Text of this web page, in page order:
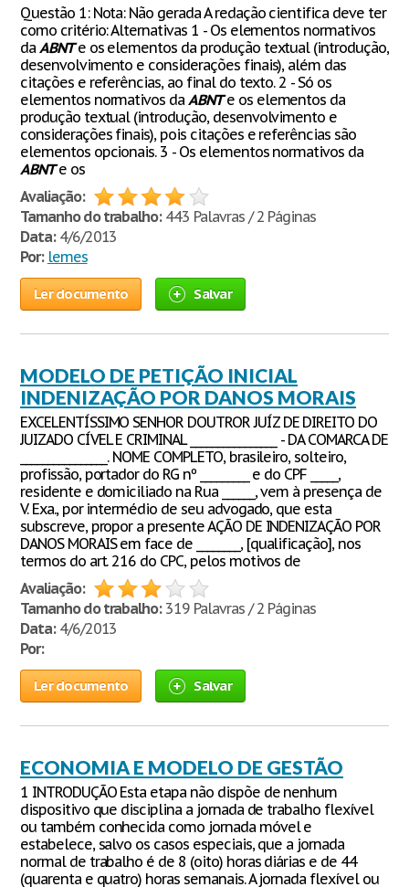
Questão 1: Nota: Não gerada A redação cientifica deve ter
como critério: Alternativas 1 - Os elementos normativos
da ABNTe os elementos da produção textual (introdução,
desenvolvimento e considerações finais), além das
citações e referências, ao final do texto. 2 - Só os
elementos normativos daABNTe os elementos da
produção textual (introdução, desenvolvimento e
considerações finais), pois citações e referências são
elementos opcionais. 3 - Os elementos normativos da
ABNTe os
Avaliação:
Tamanho do trabalho:443 Palavras / 2 Páginas
Data:4/6/2013
Por: lemes
Ler documento Salvar
MODELO DE PETIÇÃO INICIAL
INDENIZAÇÃO POR DANOS MORAIS
EXCELENTÍSSIMO SENHOR DOUTROR JUÍZ DE DIREITO DO
JUIZADO CÍVEL E CRIMINAL ________________ - DA COMARCA DE
________________. NOME COMPLETO, brasileiro, solteiro,
profissão, portador do RG nº _________ e do CPF _____,
residente e domiciliado na Rua ______, vem à presença de
V. Exa., por intermédio de seu advogado, que esta
subscreve, propor a presente AÇÃO DE INDENIZAÇÃO POR
DANOS MORAIS em face de ________, [qualificação], nos
termos do art. 216 do CPC, pelos motivos de
Avaliação:
Tamanho do trabalho:319 Palavras / 2 Páginas
Data:4/6/2013
Por:
Ler documento Salvar
ECONOMIA E MODELO DE GESTÃO
1 INTRODUÇÃO Esta etapa não dispõe de nenhum
dispositivo que disciplina a jornada de trabalho flexível
ou também conhecida como jornada móvel e
estabelece, salvo os casos especiais, que a jornada
normal de trabalho é de 8 (oito) horas diárias e de 44
(quarenta e quatro) horas semanais. A jornada flexível ou